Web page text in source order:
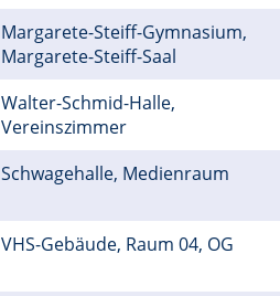
Margarete-Steiff-Gymnasium,
Margarete-Steiff-Saal
Walter-Schmid-Halle,
Vereinszimmer
Schwagehalle, Medienraum
VHS-Gebäude, Raum 04, OG